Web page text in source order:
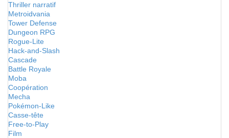
Thriller narratif
Metroidvania
Tower Defense
Dungeon RPG
Rogue-Lite
Hack-and-Slash
Cascade
Battle Royale
Moba
Coopération
Mecha
Pokémon-Like
Casse-tête
Free-to-Play
Film